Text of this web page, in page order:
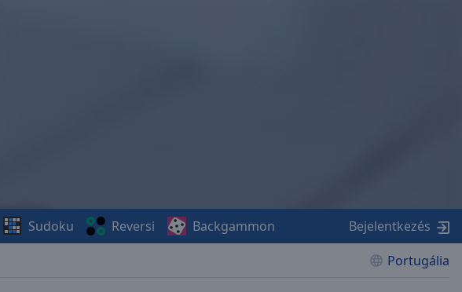
Portugália
Sudoku Reversi Backgammon Bejelentkezés